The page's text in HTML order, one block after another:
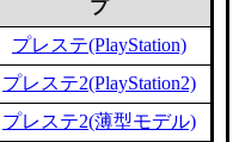
プ
プレステ(PlayStation)
プレステ2(PlayStation2)
プレステ2(薄型モデル)